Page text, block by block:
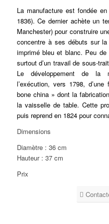
La manufacture est fondée
1836). Ce dernier achète un
Manchester) pour construire
concentre à ses débuts sur
imprimé bleu et blanc. Peu
surtout d’un travail de sous-
Le développement de la
l’exécution, vers 1798,
bone china » dont la
la vaisselle de table. Cette
puis reprend en 1824 pour
Dimensions
Diamètre : 36 cm
Hauteur : 37 cm
Prix